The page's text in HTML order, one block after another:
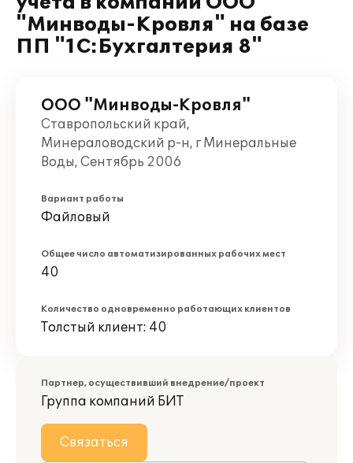
"Минводы-Кровля" на базе
ПП "1С:Бухгалтерия 8"
ООО "Минводы-Кровля"
Ставропольский край,
Минераловодский р-н, г Минеральные
Воды, Сентябрь 2006
Вариант работы
Файловый
Общее число автоматизированных рабочих мест
40
Количество одновременно работающих клиентов
Толстый клиент: 40
Партнер, осуществивший внедрение/проект
Группа компаний БИТ
Связаться